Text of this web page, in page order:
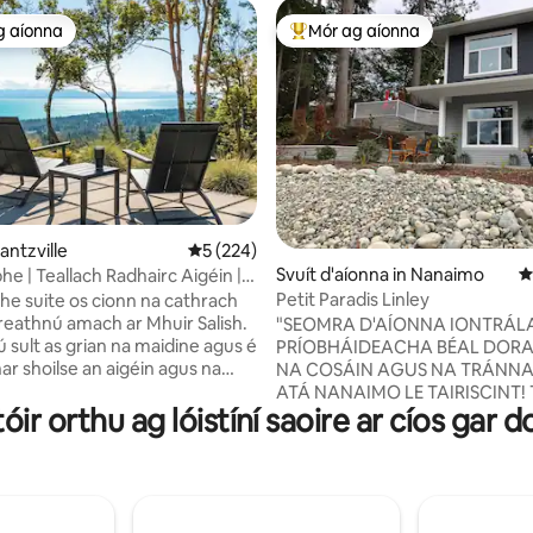
ag aíonna
aíonna
Meánrátáil 5 as 5, 224 léirmheas
5 (224)
| Teallach Radhairc Aigéin |
suite os cionn na cathrach
amach ar Mhuir Salish.
sult as grian na maidine agus é
shoilse an aigéin agus na
chomh hiontach is atá an áit
An-mhór ag aíonna
Mór ag aíonna
Svuít d'aíonna in Nanaimo
Petit Paradis Linley
"SEOMRA D'AÍONNA
PRÍOBHÁIDEACHA BÉAL
NA COSÁIN AGUS NA TRÁNNA
ATÁ NANAIMO LE TAIRISCINT!
suite i gcomharsanacht dheas
agus táimid sásta spás sábháilte
sheomra agus tá rochtain air
orthu ag lóistíní saoire ar cíos gar